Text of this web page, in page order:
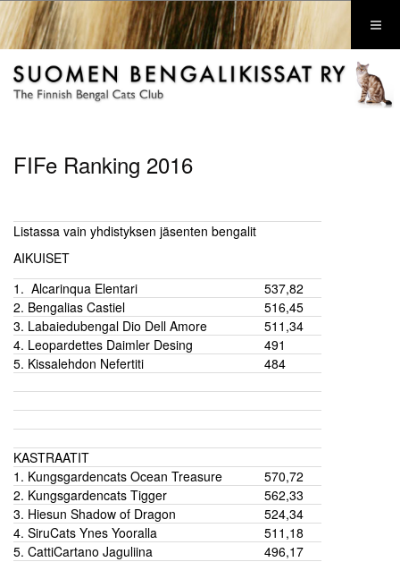
FIFe Ranking 2016
Listassa vain yhdistyksen jäsenten bengalit
AIKUISET
1. Alcarinqua Elentari
537,82
2. Bengalias Castiel
516,45
3. Labaiedubengal Dio Dell Amore
511,34
4. Leopardettes Daimler Desing
491
5. Kissalehdon Nefertiti
484
KASTRAATIT
1. Kungsgardencats Ocean Treasure
570,72
2. Kungsgardencats Tigger
562,33
3. Hiesun Shadow of Dragon
524,34
4. SiruCats Ynes Yooralla
511,18
5. CattiCartano Jaguliina
496,17